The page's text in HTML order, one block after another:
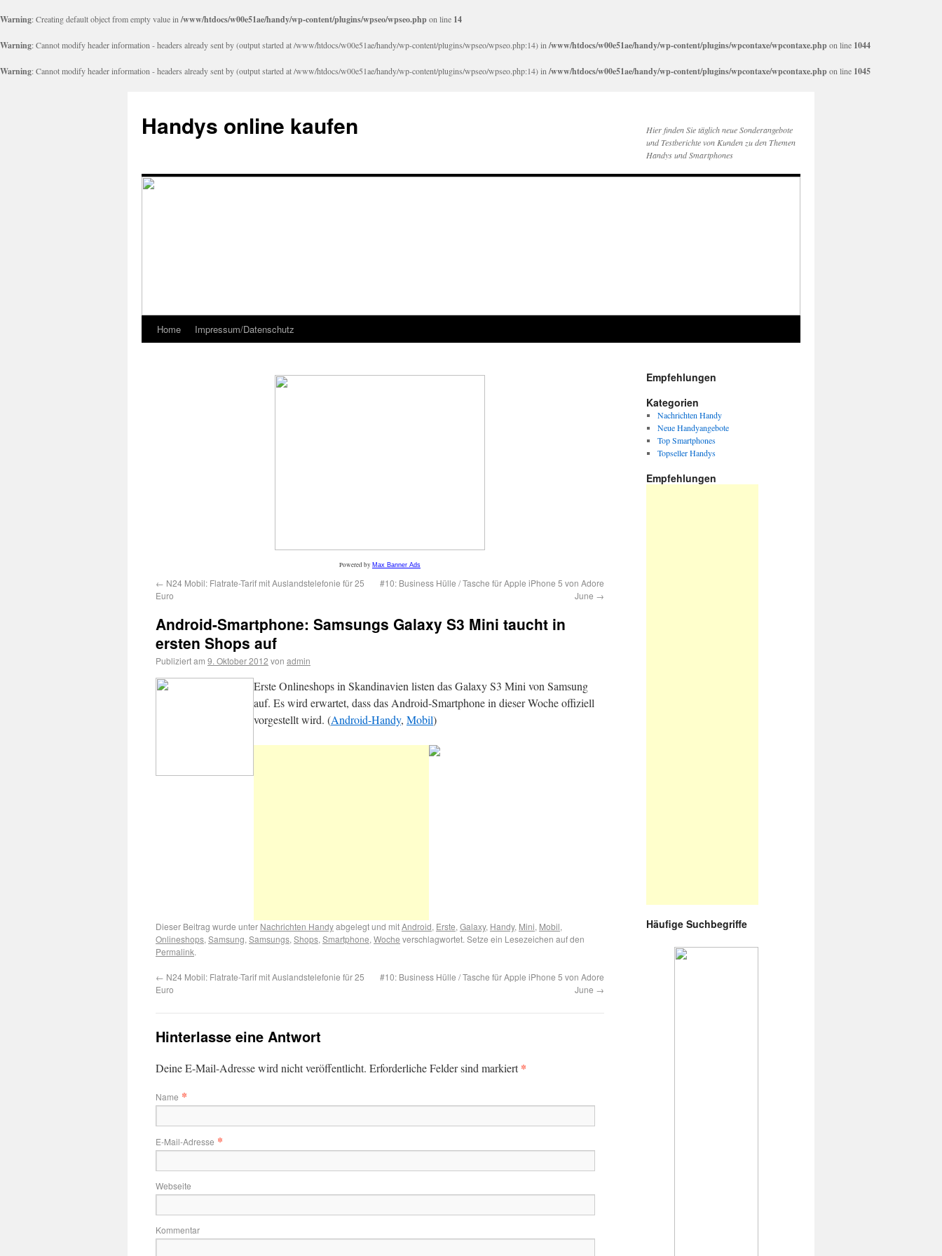
Warning: Creating default object from empty value in /www/htdocs/w00e51ae/handy/wp-content/plugins/wpseo/wpseo.phpon line 14
Warning: Cannot modify header information - headers already sent by (output started at /www/htdocs/w00e51ae/handy/wp-content/plugins/wpseo/wpseo.php:14) in /www/htdocs/w00e51ae/handy/wp-content/plugins/wpcontaxe/wpcontaxe.phpon line 1044
Warning: Cannot modify header information - headers already sent by (output started at /www/htdocs/w00e51ae/handy/wp-content/plugins/wpseo/wpseo.php:14) in /www/htdocs/w00e51ae/handy/wp-content/plugins/wpcontaxe/wpcontaxe.phpon line 1045
Handys online kaufen
Hier finden Sie täglich neue Sonderangebote
und Testberichte von Kunden zu den Themen
Handys und Smartphones
Home Impressum/Datenschutz
Powered by Max Banner Ads
← N24 Mobil: Flatrate-Tarif mit Auslandstelefonie für 25
Euro
#10: Business Hülle / Tasche für Apple iPhone 5 von Adore
June →
Android-Smartphone: Samsungs Galaxy S3 Mini taucht in
ersten Shops auf
Publiziert am 9. Oktober 2012 von admin
Erste Onlineshops in Skandinavien listen das Galaxy S3 Mini von Samsung
auf. Es wird erwartet, dass das Android-Smartphone in dieser Woche offiziell
vorgestellt wird. (Android-Handy, Mobil)
Dieser Beitrag wurde unter Nachrichten Handyabgelegt und mitAndroid, Erste, Galaxy, Handy, Mini, Mobil,
Onlineshops, Samsung, Samsungs, Shops, Smartphone, Woche verschlagwortet. Setze ein Lesezeichen auf den
Permalink.
← N24 Mobil: Flatrate-Tarif mit Auslandstelefonie für 25
Euro
#10: Business Hülle / Tasche für Apple iPhone 5 von Adore
June →
Hinterlasse eine Antwort
Deine E-Mail-Adresse wird nicht veröffentlicht. Erforderliche Felder sind markiert*
Name *
E-Mail-Adresse *
Webseite
Kommentar
Empfehlungen
Kategorien
Nachrichten Handy
Neue Handyangebote
Top Smartphones
Topseller Handys
Empfehlungen
Häufige Suchbegriffe